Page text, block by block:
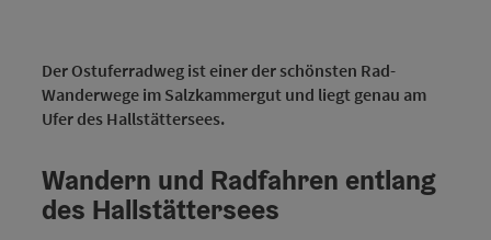
Der Ostuferradweg ist einer der schönsten Rad-
Wanderwege im Salzkammergut und liegt genau am
Ufer des Hallstättersees.
Wandern und Radfahren entlang
des Hallstättersees